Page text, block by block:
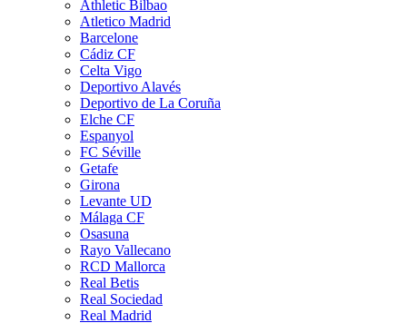
Athletic Bilbao
Atletico Madrid
Barcelone
Cádiz CF
Celta Vigo
Deportivo Alavés
Deportivo de La Coruña
Elche CF
Espanyol
FC Séville
Getafe
Girona
Levante UD
Málaga CF
Osasuna
Rayo Vallecano
RCD Mallorca
Real Betis
Real Sociedad
Real Madrid